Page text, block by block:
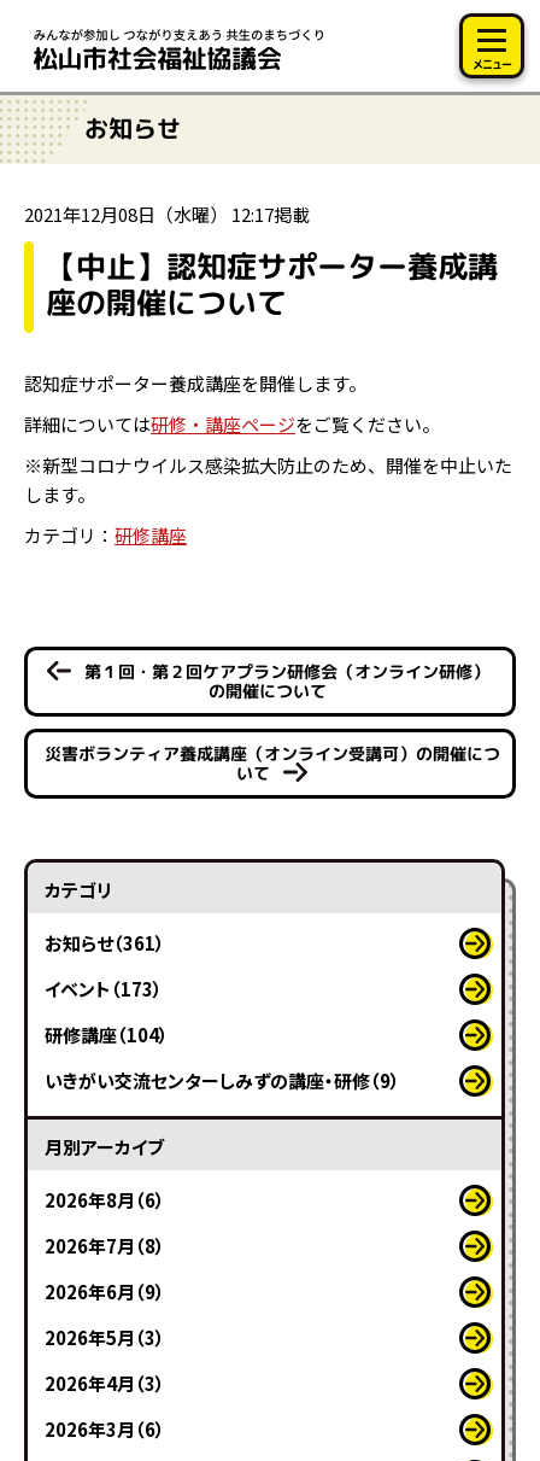
メニュー
お知らせ
2021年12月08日（水曜） 12:17掲載
【中止】認知症サポーター養成講
座の開催について
認知症サポーター養成講座を開催します。
詳細については研修・講座ページをご覧ください。
※新型コロナウイルス感染拡大防止のため、開催を中止いた
します。
カテゴリ： 研修講座
第１回・第２回ケアプラン研修会（オンライン研修）
の開催について
災害ボランティア養成講座（オンライン受講可）の開催につ
いて
カテゴリ
お知らせ（361）
イベント（173）
研修講座（104）
いきがい交流センターしみずの講座・研修（9）
月別アーカイブ
2026年8月（6）
2026年7月（8）
2026年6月（9）
2026年5月（3）
2026年4月（3）
2026年3月（6）